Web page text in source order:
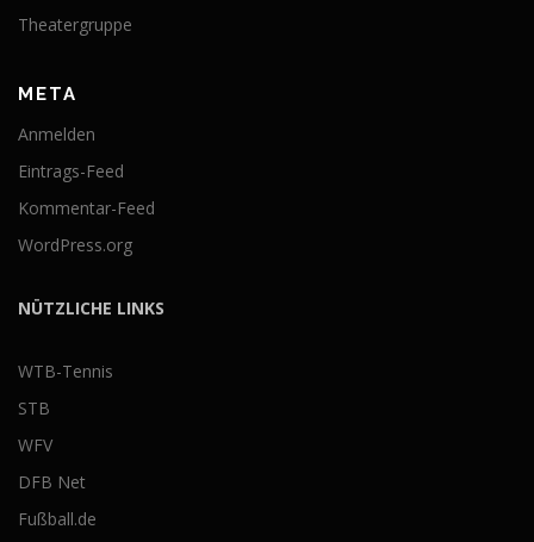
Theatergruppe
META
Anmelden
Eintrags-Feed
Kommentar-Feed
WordPress.org
NÜTZLICHE LINKS
WTB-Tennis
STB
WFV
DFB Net
Fußball.de